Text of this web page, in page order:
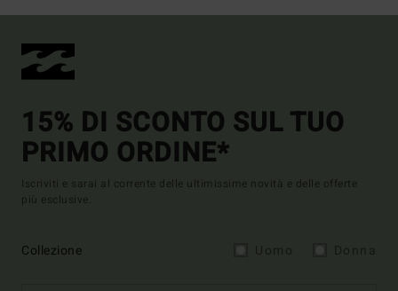
15% DI SCONTO SUL TUO
PRIMO ORDINE*
Iscriviti e sarai al corrente delle ultimissime novità e delle offerte
più esclusive.
Collezione